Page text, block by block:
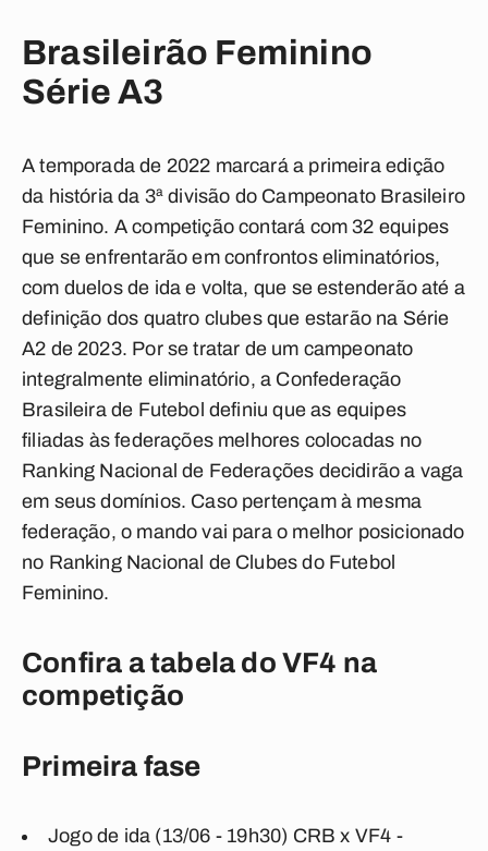
Brasileirão Feminino
Série A3
A temporada de 2022 marcará a primeira edição
da história da 3ª divisão do Campeonato Brasileiro
Feminino. A competição contará com 32 equipes
que se enfrentarão em confrontos eliminatórios,
com duelos de ida e volta, que se estenderão até a
definição dos quatro clubes que estarão na Série
A2 de 2023. Por se tratar de um campeonato
integralmente eliminatório, a Confederação
Brasileira de Futebol definiu que as equipes
filiadas às federações melhores colocadas no
Ranking Nacional de Federações decidirão a vaga
em seus domínios. Caso pertençam à mesma
federação, o mando vai para o melhor posicionado
no Ranking Nacional de Clubes do Futebol
Feminino.
Confira a tabela do VF4 na
competição
Primeira fase
Jogo de ida (13/06 - 19h30) CRB x VF4 -